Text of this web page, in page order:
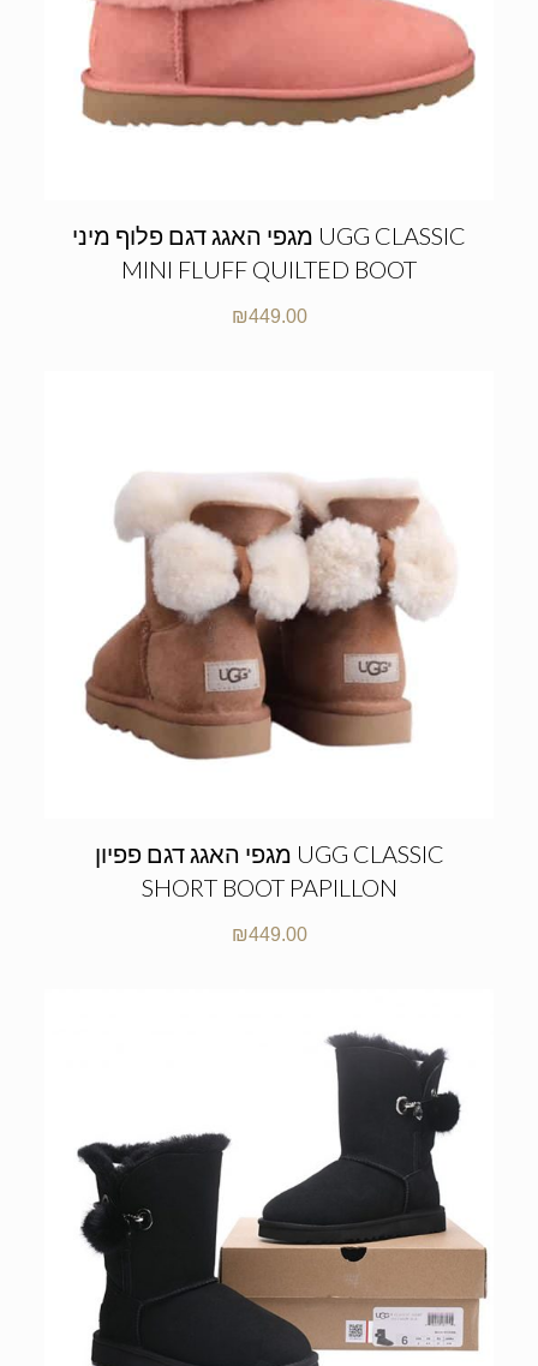
מגפי האגג דגם פלוף מיני UGG CLASSIC
MINI FLUFF QUILTED BOOT
₪449.00
מגפי האגג דגם פפיון UGG CLASSIC
SHORT BOOT PAPILLON
₪449.00